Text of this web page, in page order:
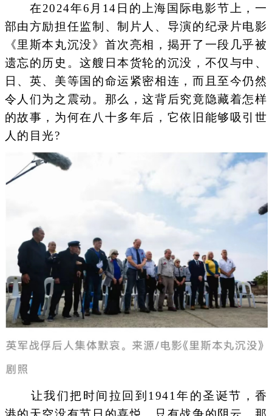
在2024年6月14日的上海国际电影节上，一
部由方励担任监制、制片人、导演的纪录片电影
《里斯本丸沉没》首次亮相，揭开了一段几乎被
遗忘的历史。这艘日本货轮的沉没，不仅与中、
日、英、美等国的命运紧密相连，而且至今仍然
令人们为之震动。那么，这背后究竟隐藏着怎样
的故事，为何在八十多年后，它依旧能够吸引世
人的目光?
让我们把时间拉回到1941年的圣诞节，香